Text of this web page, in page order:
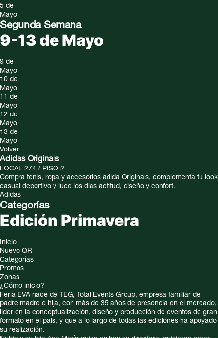
5 de
Mayo
Segunda Semana
9-13 de Mayo
9 de
Mayo
10 de
Mayo
11 de
Mayo
12 de
Mayo
13 de
Mayo
Volver
Adidas Originals
LOCAL 274 / PISO 2
Compra tenis, ropa y accesorios adida Originals, complementa tu look
casual deportivo y luce los días actitud, diseño y confort.
Adidas
Categorías
Edición Primavera
Inicio
Nuevo QR
Categorías
Promos
Zonas
¿Cómo inicio?
Feria EVA nace de TEG, Total Events Group, empresa familiar de
padre madre e hija, con más de 35 años de presencia en el mercado,
líder en la conceptualización, diseño y producción de eventos de gran
formato en el país, y que a lo largo de todas las ediciones ha apoyado
su realización.